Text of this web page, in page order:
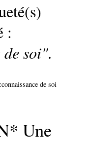
:
de soi".
de soi
Une